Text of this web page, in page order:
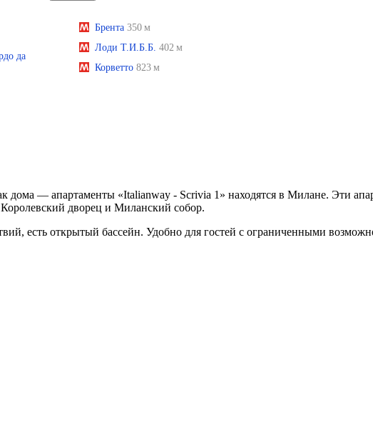
да
Брента 350 м
Лоди Т.И.Б.Б. 402 м
Корветто 823 м
дома — апартаменты «Italianway - Scrivia 1» находятся в Милане. Эти
дворец и Миланский собор.
есть открытый бассейн. Удобно для гостей с ограниченными